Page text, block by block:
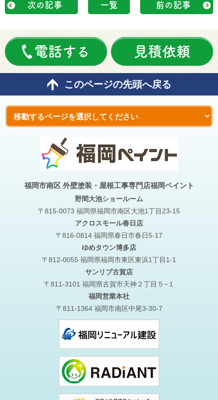
次の記事 一覧 前の記事
電話する 見積依頼
このページの先頭へ戻る
福岡市南区 外壁塗装・屋根工事専門店福岡ペイント
野間大池ショールーム
〒815-0073 福岡県福岡市南区大池1丁目23-15
アクロスモール春日店
〒816-0814 福岡県春日市春日5-17
ゆめタウン博多店
〒812-0055 福岡県福岡市東区東浜1丁目1-1
サンリブ古賀店
〒811-3101 福岡県古賀市天神２丁目５−１
福岡営業本社
〒811-1364 福岡市南区中尾3-30-7